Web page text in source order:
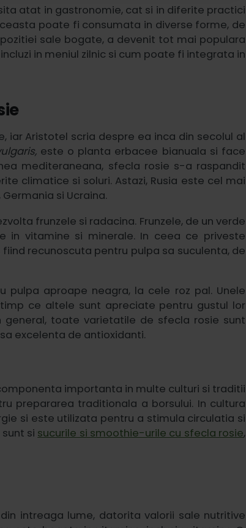
atat in gastronomie, cat si in diferite practici
poate fi consumata in diverse forme, de
sale bogate, a devenit tot mai populara
in meniul zilnic si cum poate fi integrata in
iar Aristotel scria despre ea inca din secolul al
este o planta erbacee bianuala si face
mediteraneana, sfecla rosie s-a raspandit
climatice si soluri. Astazi, Rusia este cel mai
si Ucraina.
frunzele si radacina. Frunzele, de un verde
in vitamine si minerale. In ceea ce priveste
recunoscuta pentru pulpa sa suculenta, de
aproape neagra, la cele roz pal. Unele
ce altele sunt apreciate pentru gustul lor
toate varietatile de sfecla rosie sunt
excelenta de antioxidanti.
importanta in multe culturi si traditii
prepararea traditionala a borsului. In cultura
si este utilizata pentru a stimula circulatia si
si sucurile si smoothie-urile cu sfecla rosie,
intreaga lume, datorita valorii sale nutritive